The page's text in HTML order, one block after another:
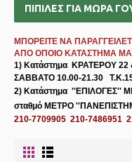
ΜΠΟΡΕΙΤΕ ΝΑ
ΑΠΟ ΟΠΟΙΟ ΚΑΤΑΣΤΗΜΑ
1) Κατάστημα ΚΡΑΤΕΡΟΥ 22
ΣΑΒΒΑΤΟ 10.00-21.30
2) Κατάστημα ''ΕΠΙΛΟΓΕΣ''
σταθμό ΜΕΤΡΟ
210-7709905 210-7486951